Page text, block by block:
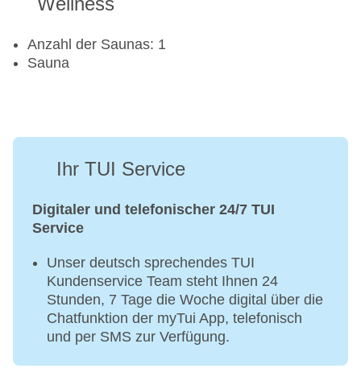
Anzahl der Saunas: 1
Sauna
Ihr TUI Service
Digitaler und telefonischer 24/7 TUI
Service
Unser deutsch sprechendes TUI
Kundenservice Team steht Ihnen 24
Stunden, 7 Tage die Woche digital über die
Chatfunktion der myTui App, telefonisch
und per SMS zur Verfügung.